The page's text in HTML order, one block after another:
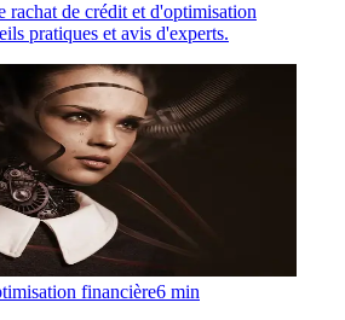
rachat de crédit et d'optimisation
pratiques et avis d'experts.
financière6 min